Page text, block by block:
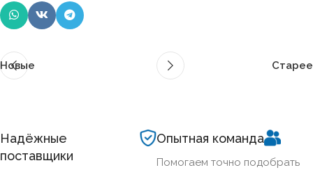
Новые Старее
Надёжные
поставщики
Опытная команда
Помогаем точно подобрать